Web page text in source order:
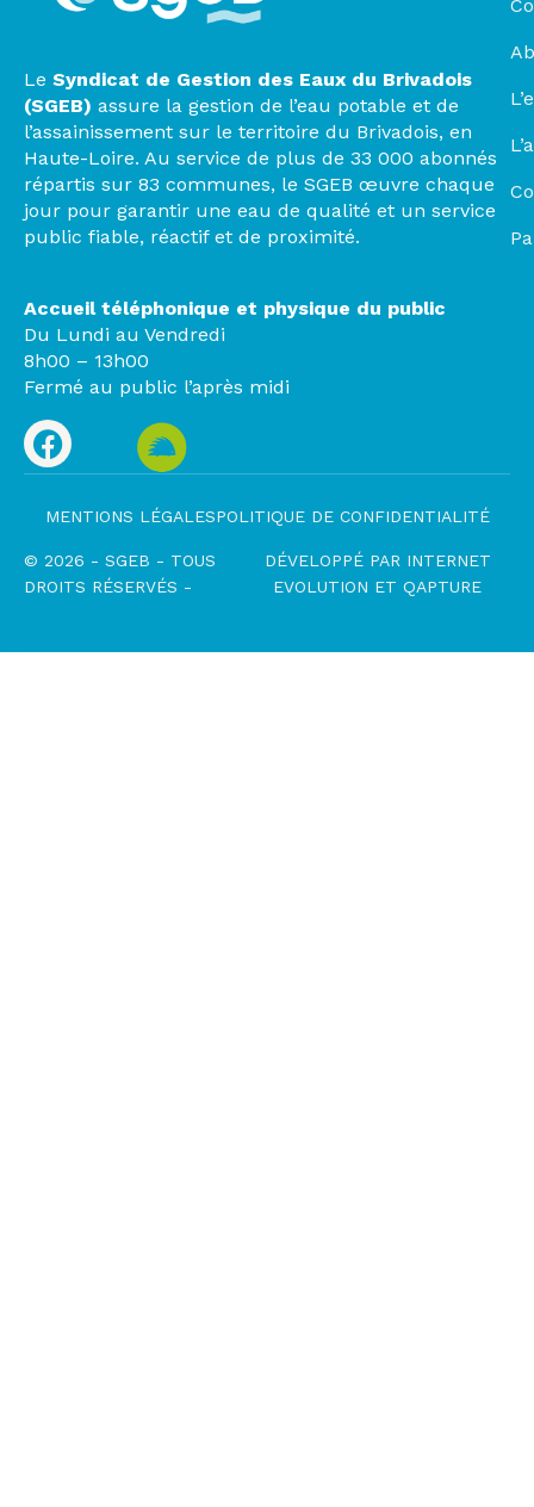
Le Syndicat de Gestion des Eaux du Brivadois
(SGEB) assure la gestion de l’eau potable et de
l’assainissement sur le territoire du Brivadois, en
Haute-Loire. Au service de plus de 33 000 abonnés
répartis sur 83 communes, le SGEB œuvre chaque
jour pour garantir une eau de qualité et un service
public fiable, réactif et de proximité.
Accueil téléphonique et physique du public
Du Lundi au Vendredi
8h00 – 13h00
Fermé au public l’après midi
© 2026 - SGEB - TOUS
DROITS RÉSERVÉS -
DÉVELOPPÉ PARINTERNET
EVOLUTION ET QAPTURE
MENTIONS LÉGALESPOLITIQUE DE CONFIDENTIALITÉ